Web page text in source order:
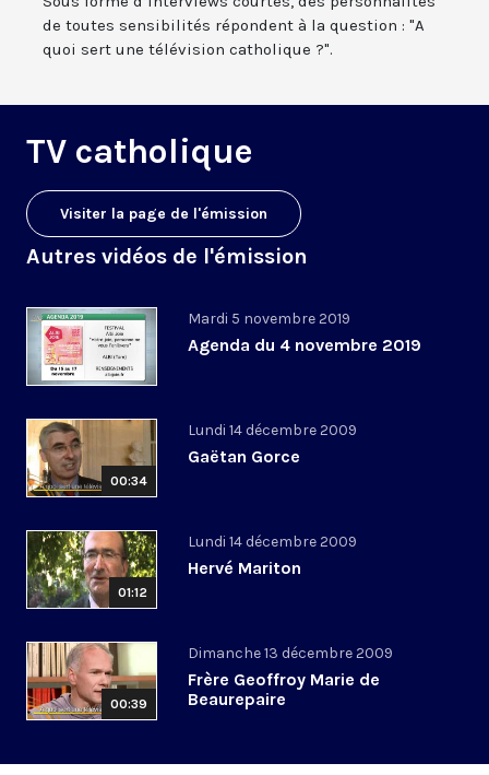
de toutes sensibilités répondent à la question : "A
quoi sert une télévision catholique ?".
TV catholique
Visiter la page de l'émission
Autres vidéos de l'émission
Mardi 5 novembre 2019
Agenda du 4 novembre 2019
00:34
Lundi 14 décembre 2009
Gaëtan Gorce
01:12
Lundi 14 décembre 2009
Hervé Mariton
00:39
Dimanche 13 décembre 2009
Frère Geoffroy Marie de
Beaurepaire